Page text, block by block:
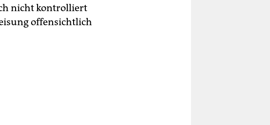
nicht kontrolliert
offensichtlich